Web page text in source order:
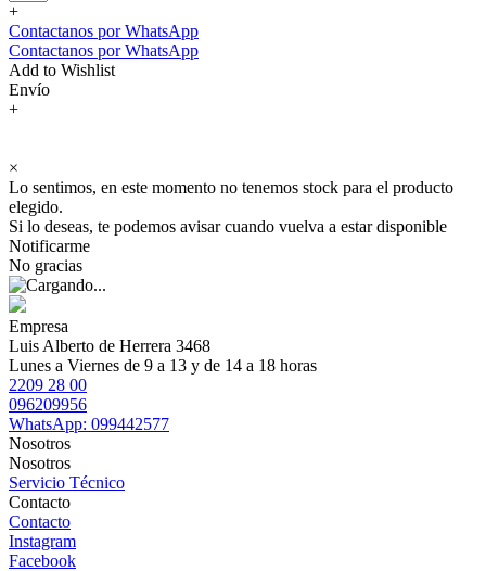
+
Contactanos por WhatsApp
Contactanos por WhatsApp
Add to Wishlist
Envío
+
×
Lo sentimos, en este momento no tenemos stock para el producto
elegido.
Si lo deseas, te podemos avisar cuando vuelva a estar disponible
Notificarme
No gracias
Empresa
Luis Alberto de Herrera 3468
Lunes a Viernes de 9 a 13 y de 14 a 18 horas
2209 28 00
096209956
WhatsApp: 099442577
Nosotros
Nosotros
Servicio Técnico
Contacto
Contacto
Instagram
Facebook